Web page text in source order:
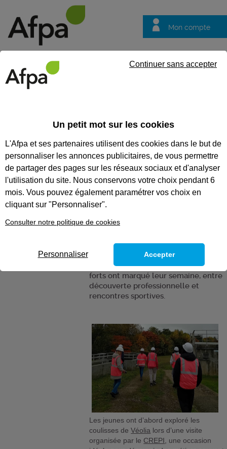
Mon compte
questions
Fil info
La Promo 16.18
d’Olivet passe à
l’action
La nouvelle promo n’a pas perdu de
temps pour se plonger dans des
expériences concrètes. Deux temps
forts ont marqué leur semaine, entre
découverte professionnelle et
rencontres sportives.
Les jeunes ont d’abord exploré les
coulisses deVéolia lors d’une visite
organisée par le CREPI , une occasion
Un petit mot sur les cookies
L'Afpa et ses partenaires utilisent des cookies dans le but de
personnaliser les annonces publicitaires, de vous permettre
de partager des pages sur les réseaux sociaux et d'analyser
l'utilisation du site. Nous conservons votre choix pendant 6
mois. Vous pouvez également paramétrer vos choix en
cliquant sur "Personnaliser".
Consulter notre politique de cookies
Continuer sans accepter
Personnaliser Accepter